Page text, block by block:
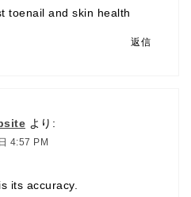
toenail and skin health
返信
より:
4:57 PM
its accuracy.